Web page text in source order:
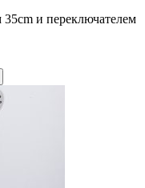
и переключателем